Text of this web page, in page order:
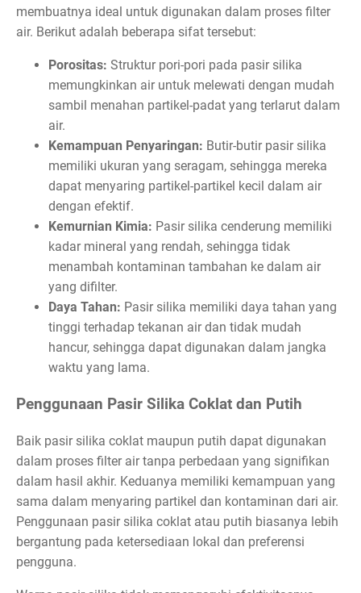
membuatnya ideal untuk digunakan dalam proses filter
air. Berikut adalah beberapa sifat tersebut:
Porositas: Struktur pori-pori pada pasir silika
memungkinkan air untuk melewati dengan mudah
sambil menahan partikel-padat yang terlarut dalam
air.
Kemampuan Penyaringan: Butir-butir pasir silika
memiliki ukuran yang seragam, sehingga mereka
dapat menyaring partikel-partikel kecil dalam air
dengan efektif.
Kemurnian Kimia: Pasir silika cenderung memiliki
kadar mineral yang rendah, sehingga tidak
menambah kontaminan tambahan ke dalam air
yang difilter.
Daya Tahan: Pasir silika memiliki daya tahan yang
tinggi terhadap tekanan air dan tidak mudah
hancur, sehingga dapat digunakan dalam jangka
waktu yang lama.
Penggunaan Pasir Silika Coklat dan Putih
Baik pasir silika coklat maupun putih dapat digunakan
dalam proses filter air tanpa perbedaan yang signifikan
dalam hasil akhir. Keduanya memiliki kemampuan yang
sama dalam menyaring partikel dan kontaminan dari air.
Penggunaan pasir silika coklat atau putih biasanya lebih
bergantung pada ketersediaan lokal dan preferensi
pengguna.